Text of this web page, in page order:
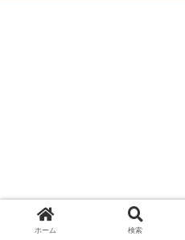
ホーム 検索